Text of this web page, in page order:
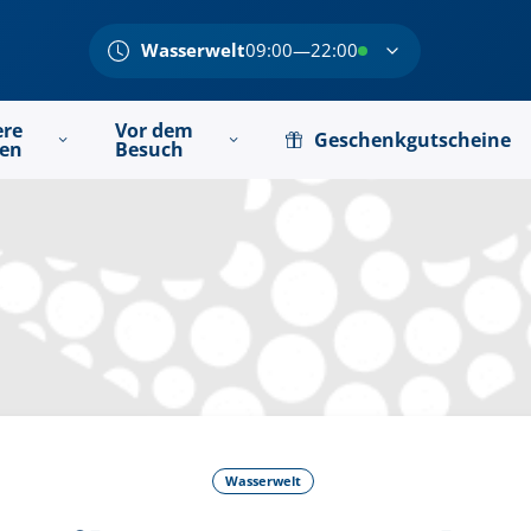
Wasserwelt09:00—22:00
Vor dem
Besuch Geschenkgutscheine
Wasserwelt